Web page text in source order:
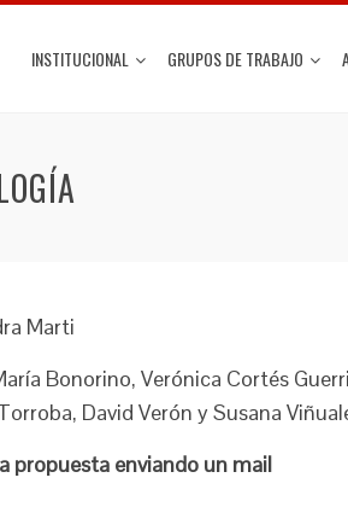
INSTITUCIONAL GRUPOS DE TRABAJO
Marti
Bonorino, Verónica Cortés
David Verón y Susana
propuesta enviando un mail